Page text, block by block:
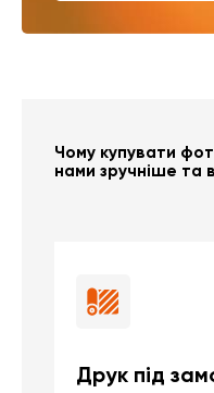
Чому купувати
нами зручніше та
Друк під